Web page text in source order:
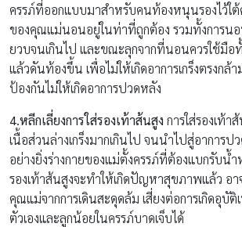
ครรภ์ที่ออกแบบมาสำหรับคนท้องหนุนรองไว้ใต้
ของคุณแม่นอนอยู่ในท่าที่ถูกต้อง รวมทั้งการน
ยวบจนเกินไป และขณะลุกจากที่นอนควรใช้มือ
แล้วดันท้องขึ้น เพื่อไม่ให้เกิดอาการเกร็งตรงกล้
ป้องกันไม่ให้เกิดอาการปวดหลัง
4.หลีกเลี่ยงการใส่รองเท้าส้นสูง การใส่รองเท้า
เนื้อส่วนล่างเกร็งมากเกินไป จนนำไปสู่อาการป
อย่างยิ่งร่างกายของแม่ตั้งครรภ์ที่ต้องแบกรับน้ำ
รองเท้าส้นสูงจะทำให้เกิดปัญหาสุขภาพแล้ว อา
คุณแม่จากการเดินสะดุดล้ม เสี่ยงต่อการเกิดอุบั
ตัวเองและลูกน้อยในครรภ์บาดเจ็บได้